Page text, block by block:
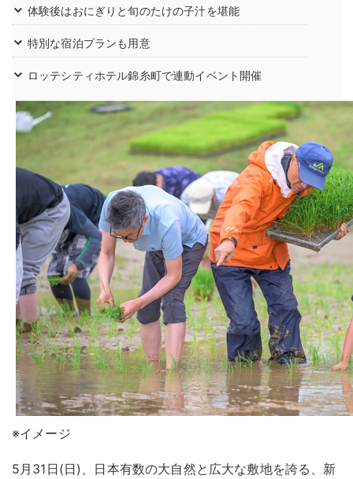
体験後はおにぎりと旬のたけの子汁を堪能
特別な宿泊プランも用意
ロッテシティホテル錦糸町で連動イベント開催
※イメージ
5月31日(日)、⽇本有数の⼤⾃然と広⼤な敷地を誇る、新